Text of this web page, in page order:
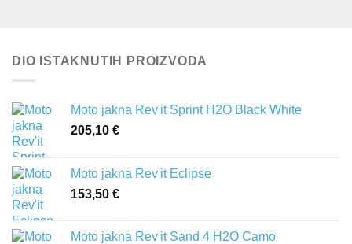
DIO ISTAKNUTIH PROIZVODA
Moto jakna Rev'it Sprint H2O Black White
205,10 €
Moto jakna Rev'it Eclipse
153,50 €
Moto jakna Rev'it Sand 4 H2O Camo